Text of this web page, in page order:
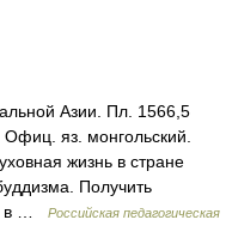
Азии. Пл. 1566,5
яз. монгольский.
жизнь в стране
Получить
в …
Российская педагогическая